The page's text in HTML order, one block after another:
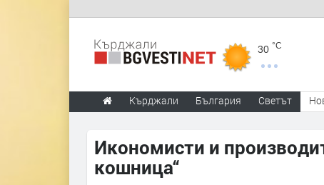
30 °C
Кърджали България Светът
Икономисти и
кошница“